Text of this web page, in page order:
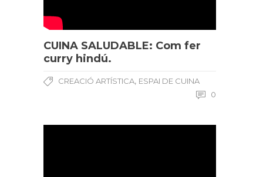
CUINA SALUDABLE: Com fer
curry hindú.
CREACIÓ ARTÍSTICA, ESPAI DE CUINA
0